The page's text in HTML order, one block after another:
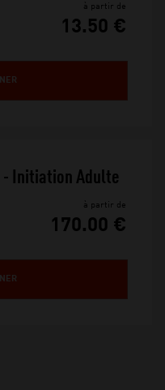
à partir de
13.50 €
- Initiation Adulte
à partir de
170.00 €